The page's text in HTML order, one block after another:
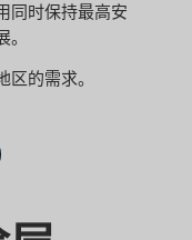
同时保持最高安
的需求。